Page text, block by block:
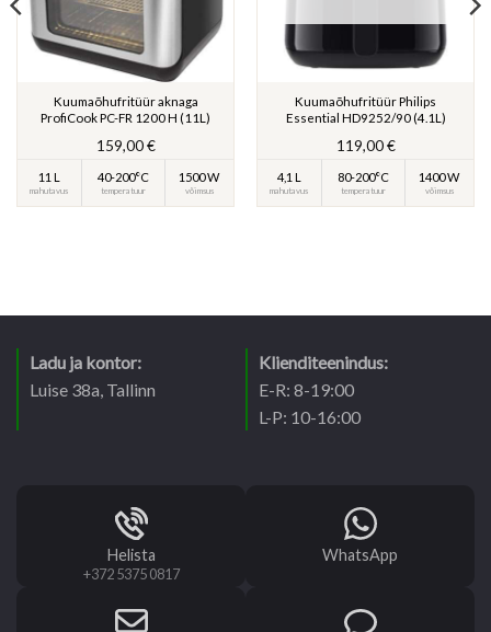
Kuumaõhufritüür aknaga
ProfiCook PC-FR 1200 H (11L)
159,00€
11 L
mahutavus
40-200°C
temperatuur
1500 W
võimsus
Kuumaõhufritüür Philips
Essential HD9252/90 (4.1L)
119,00€
4,1 L
mahutavus
80-200°C
temperatuur
1400 W
võimsus
Ladu ja kontor:
Luise 38a, Tallinn
Klienditeenindus:
E-R: 8-19:00
L-P: 10-16:00
Helista
+372 5375 0817
WhatsApp